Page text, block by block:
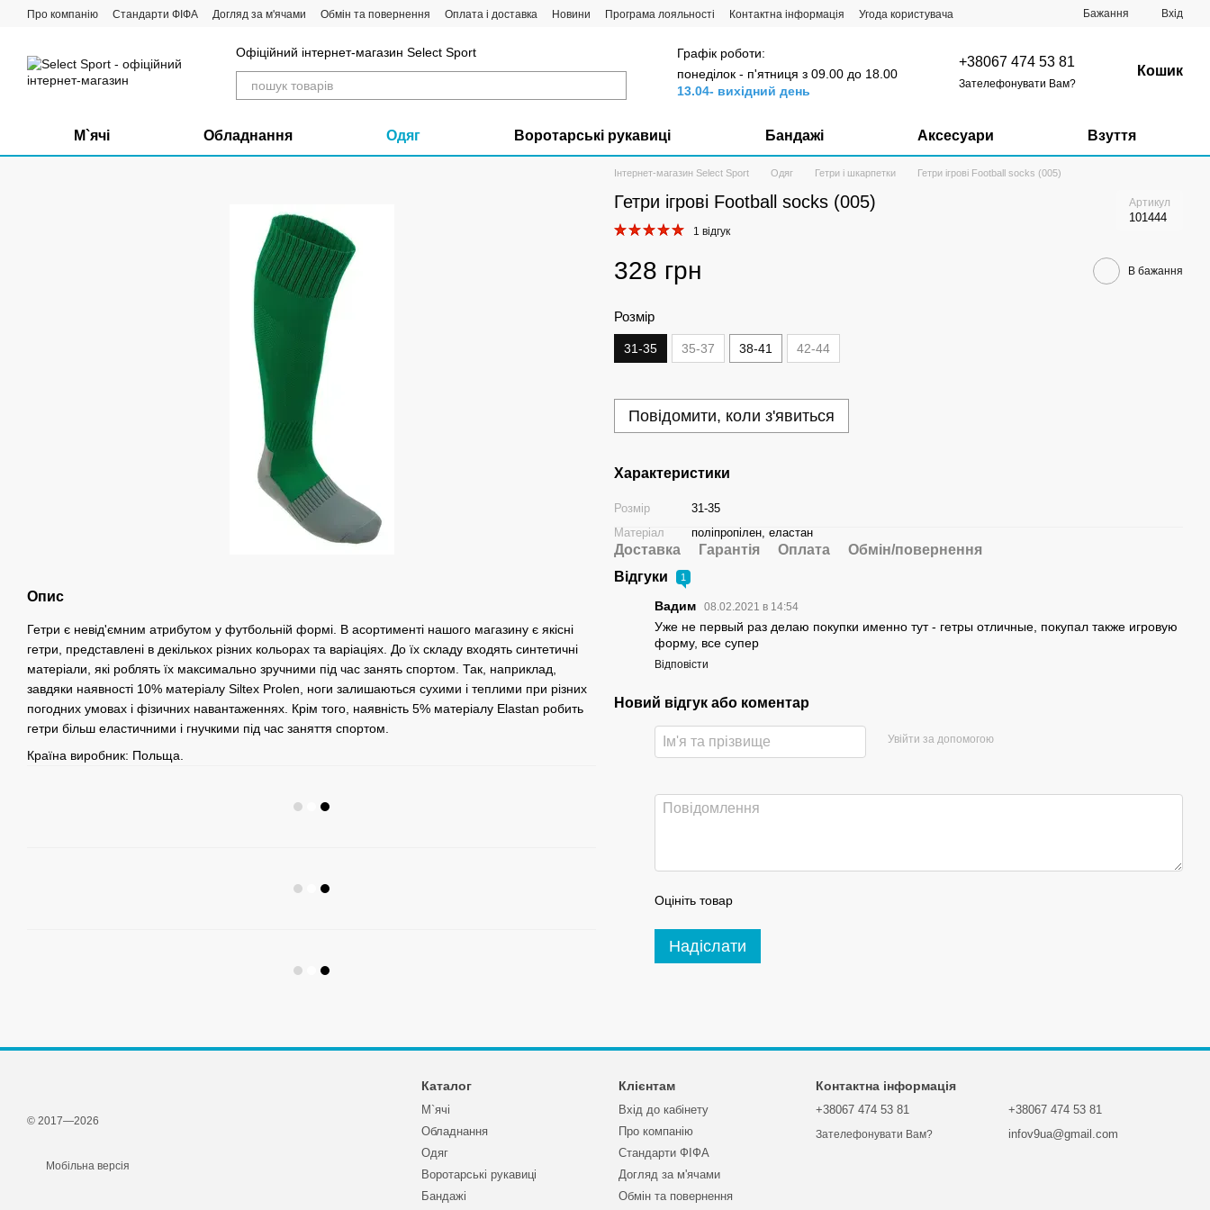
Перейти до основного контенту
Про компанію Стандарти ФІФА Догляд за м'ячами Обмін та повернення Оплата і доставка Новини Програма лояльності Контактна інформація Угода користувача Бажання Вхід
Офіційний інтернет-магазин Select Sport
Графік роботи:
понеділок - п'ятниця з 09.00 до 18.00
13.04- вихідний день
+38067 474 53 81
Зателефонувати Вам?
Кошик
М`ячі Обладнання Одяг Воротарські рукавиці Бандажі Аксесуари Взуття
Опис
Гетри є невід'ємним атрибутом у футбольній формі. В асортименті нашого магазину є якісні
гетри, представлені в декількох різних кольорах та варіаціях. До їх складу входять синтетичні
матеріали, які роблять їх максимально зручними під час занять спортом. Так, наприклад,
завдяки наявності 10% матеріалу Siltex Prolen, ноги залишаються сухими і теплими при різних
погодних умовах і фізичних навантаженнях. Крім того, наявність 5% матеріалу Elastan робить
гетри більш еластичними і гнучкими під час заняття спортом.
Країна виробник: Польща.
Інтернет-магазин Select Sport Одяг Гетри і шкарпетки Гетри ігрові Football socks (005)
Гетри ігрові Football socks (005) Артикул
101444
1 відгук
328 грн В бажання
Розмір
31-35 35-37 38-41 42-44
Повідомити, коли з'явиться
Характеристики
Розмір
31-35
Матеріал
поліпропілен, еластан
Доставка Гарантія Оплата
Обмін/повернення
Відгуки
1
Вадим 08.02.2021 в 14:54
Уже не первый раз делаю покупки именно тут - гетры отличные, покупал также игровую
форму, все супер
Відповісти
Новий відгук або коментар
Увійти за допомогою
Оцініть товар
Надіслати
© 2017—2026
Мобільна версія
Каталог
М`ячі
Обладнання
Одяг
Воротарські рукавиці
Бандажі
Клієнтам
Вхід до кабінету
Про компанію
Стандарти ФІФА
Догляд за м'ячами
Обмін та повернення
Контактна інформація
+38067 474 53 81
Зателефонувати Вам?
+38067 474 53 81
infov9ua@gmail.com